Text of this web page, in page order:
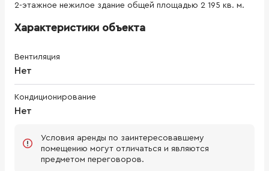
2-этажное нежилое здание общей площадью 2 195 кв. м.
Характеристики объекта
Вентиляция
Нет
Кондиционирование
Нет
Условия аренды по заинтересовавшему
помещению могут отличаться и являются
предметом переговоров.